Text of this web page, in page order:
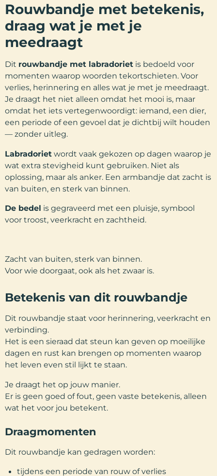
Rouwbandje met betekenis,
draag wat je met je
meedraagt
Dit rouwbandje met labradoriet is bedoeld voor
momenten waarop woorden tekortschieten. Voor
verlies, herinnering en alles wat je met je meedraagt.
Je draagt het niet alleen omdat het mooi is, maar
omdat het iets vertegenwoordigt: iemand, een dier,
een periode of een gevoel dat je dichtbij wilt houden
— zonder uitleg.
Labradoriet wordt vaak gekozen op dagen waarop je
wat extra stevigheid kunt gebruiken. Niet als
oplossing, maar als anker. Een armbandje dat zacht is
van buiten, en sterk van binnen.
De bedel is gegraveerd met een pluisje, symbool
voor troost, veerkracht en zachtheid.
Zacht van buiten, sterk van binnen.
Voor wie doorgaat, ook als het zwaar is.
Betekenis van dit rouwbandje
Dit rouwbandje staat voor herinnering, veerkracht en
verbinding.
Het is een sieraad dat steun kan geven op moeilijke
dagen en rust kan brengen op momenten waarop
het leven even stil lijkt te staan.
Je draagt het op jouw manier.
Er is geen goed of fout, geen vaste betekenis, alleen
wat het voor jou betekent.
Draagmomenten
Dit rouwbandje kan gedragen worden:
tijdens een periode van rouw of verlies